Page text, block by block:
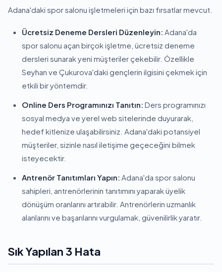
Adana'daki spor salonu işletmeleri için bazı fırsatlar mevcut.
Ücretsiz Deneme Dersleri Düzenleyin: Adana'da
spor salonu açan birçok işletme, ücretsiz deneme
dersleri sunarak yeni müşteriler çekebilir. Özellikle
Seyhan ve Çukurova'daki gençlerin ilgisini çekmek için
etkili bir yöntemdir.
Online Ders Programınızı Tanıtın: Ders programınızı
sosyal medya ve yerel web sitelerinde duyurarak,
hedef kitlenize ulaşabilirsiniz. Adana'daki potansiyel
müşteriler, sizinle nasıl iletişime geçeceğini bilmek
isteyecektir.
Antrenör Tanıtımları Yapın: Adana'da spor salonu
sahipleri, antrenörlerinin tanıtımını yaparak üyelik
dönüşüm oranlarını artırabilir. Antrenörlerin uzmanlık
alanlarını ve başarılarını vurgulamak, güvenilirlik yaratır.
Sık Yapılan 3 Hata